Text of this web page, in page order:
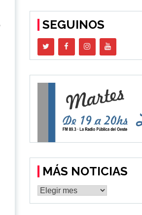
SEGUINOS
MÁS NOTICIAS
MÁS
NOTICIAS